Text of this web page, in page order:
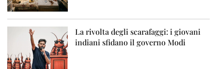
La rivolta degli scarafaggi: i giovani
indiani sfidano il governo Modi